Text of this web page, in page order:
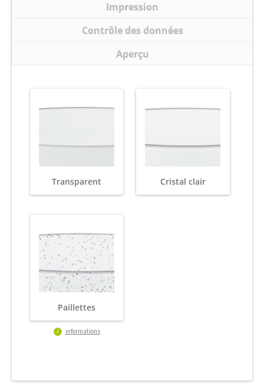
Impression
Contrôle des données
Aperçu
Transparent Cristal clair
Paillettes
i informations